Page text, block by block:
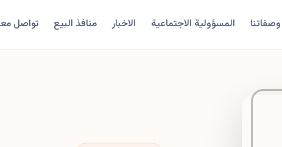
وصفاتنا المسؤولية الاجتماعية الاخبار منافذ البيع تواصل